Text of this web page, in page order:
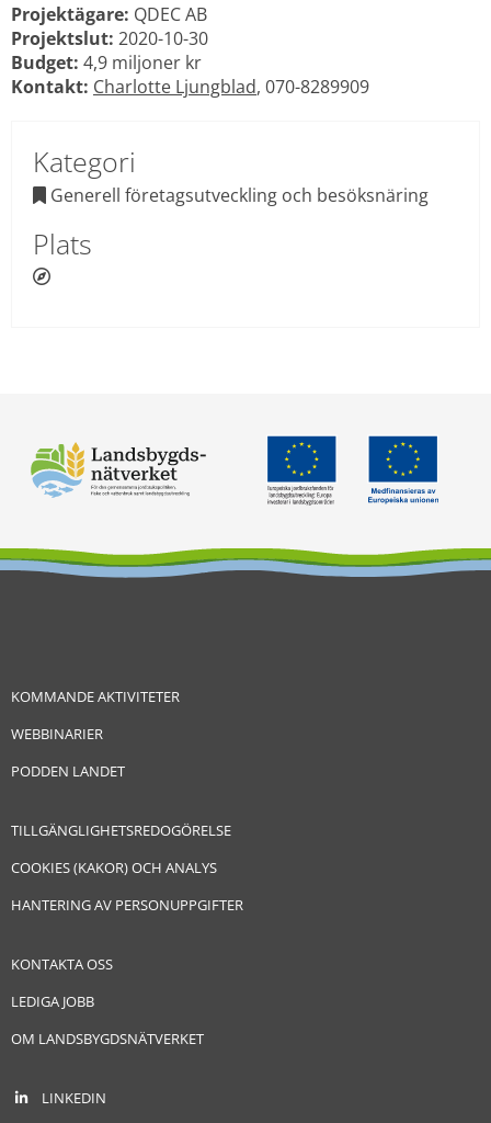
Projektägare: QDEC AB
Projektslut: 2020-10-30
Budget: 4,9 miljoner kr
Kontakt: Charlotte Ljungblad, 070-8289909
Kategori
Generell företagsutveckling och besöksnäring
Plats

KOMMANDE AKTIVITETER
WEBBINARIER
PODDEN LANDET
TILLGÄNGLIGHETSREDOGÖRELSE
COOKIES (KAKOR) OCH ANALYS
HANTERING AV PERSONUPPGIFTER
KONTAKTA OSS
LEDIGA JOBB
OM LANDSBYGDSNÄTVERKET
LINKEDIN